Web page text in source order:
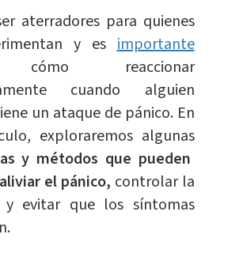
aterradores para quienes
y esimportante
cómo reaccionar
cuando alguien
un ataque de pánico. En
exploraremos algunas
y métodos que pueden
el pánico, controlar la
y evitar que los síntomas